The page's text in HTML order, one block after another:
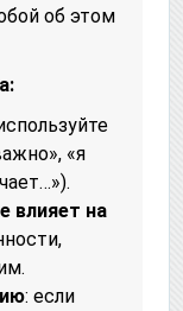
об этом
«я
влияет на
: если